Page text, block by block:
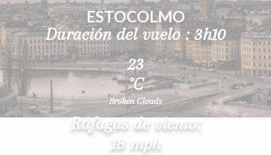
ESTOCOLMO
Duración del vuelo : 3h10
23
°C
Broken Clouds
Ráfagas de viento:
18 mph